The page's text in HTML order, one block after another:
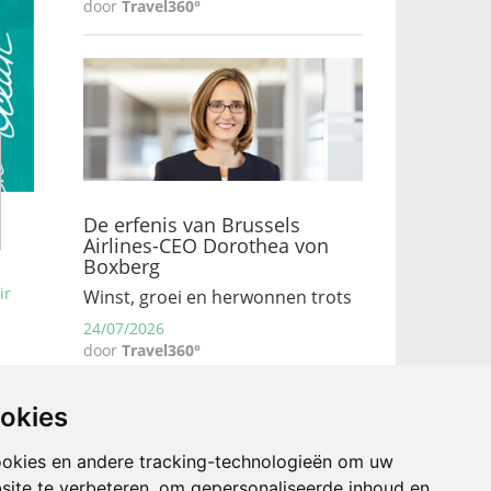
en andere tracking-technologieën om uw
de
door Travel360°
De erfenis van Brussels
Airlines-CEO Dorothea von
Boxberg
Winst, groei en herwonnen trots
24/07/2026
door Travel360°